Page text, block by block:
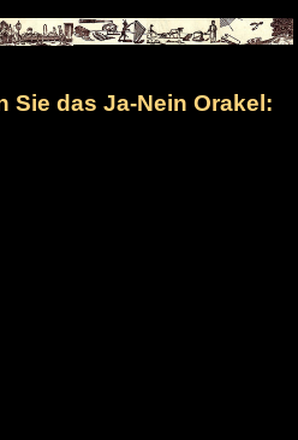
Sie das Ja-Nein Orakel: